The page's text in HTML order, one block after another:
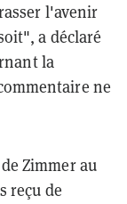
l'avenir
a déclaré
la
ne
Zimmer au
reçu de